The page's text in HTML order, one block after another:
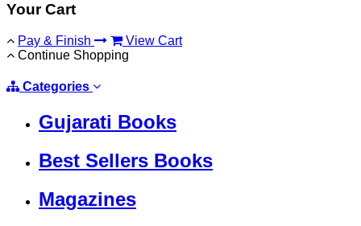
Your Cart
Pay & Finish
View Cart
Continue Shopping
Categories
Gujarati Books
Best Sellers Books
Magazines